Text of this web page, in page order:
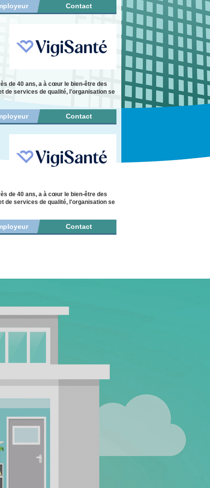
Contact
de 40 ans, a à cœur le bien-être des
de services de qualité, l'organisation se
Contact
de 40 ans, a à cœur le bien-être des
de services de qualité, l'organisation se
Contact